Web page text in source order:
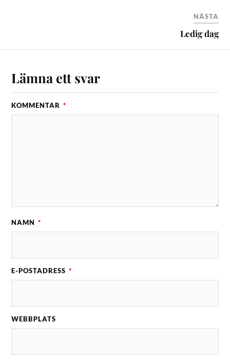
NÄSTA
Ledig dag
Lämna ett svar
KOMMENTAR *
NAMN *
E-POSTADRESS *
WEBBPLATS